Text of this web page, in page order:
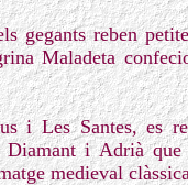
gegants reben
Maladeta
i Les Santes, es
i Adrià
medieval